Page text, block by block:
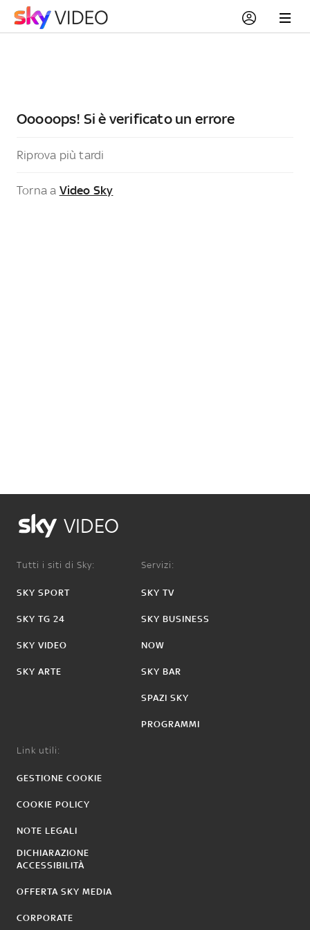
Ooooops! Si è verificato un errore
Riprova più tardi
Torna a Video Sky
VIDEO
Tutti i siti di Sky:
SKY SPORT
SKY TG 24
SKY VIDEO
SKY ARTE
Servizi:
SKY TV
SKY BUSINESS
NOW
SKY BAR
SPAZI SKY
PROGRAMMI
Link utili:
GESTIONE COOKIE
COOKIE POLICY
NOTE LEGALI
DICHIARAZIONE
ACCESSIBILITÀ
OFFERTA SKY MEDIA
CORPORATE